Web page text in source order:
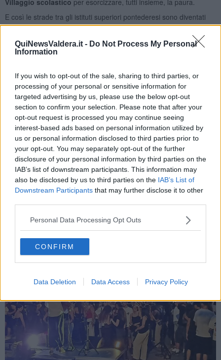
QuiNewsValdera.it - Do Not Process My Personal
Information
If you wish to opt-out of the sale, sharing to third parties, or
processing of your personal or sensitive information for
targeted advertising by us, please use the below opt-out
section to confirm your selection. Please note that after your
opt-out request is processed you may continue seeing
interest-based ads based on personal information utilized by
us or personal information disclosed to third parties prior to
your opt-out. You may separately opt-out of the further
disclosure of your personal information by third parties on the
IAB’s list of downstream participants. This information may
also be disclosed by us to third parties on the IAB’s List of
Downstream Participants that may further disclose it to other
Personal Data Processing Opt Outs
CONFIRM
Data Deletion Data Access Privacy Policy
E così le strade tra gli istituti superiori pontederesi sono diventati
una grande sala d'attesa, dove tra cartoni di pizza e canzoni
Notte prima degli esami
Antonello Venditti, sono trascorse le ore prima del tema d'italiano.
La scritta sulla passerella, che è apparsa un paio di giorni fa, si è
invece illuminata, schiarendo la notte dei maturandi. "Giorno dopo
giorno, per anni, la vostra passerella - ha scritto il sindaco Matteo
Franconi- verso la scuola; passo dopo passo. Sopra quel fiume
che divide la città e la unisce al mare. Con la tensione per un
compito da fare, sotto il peso di una verifica finita male, con la
leggerezza di una interrogazione andata bene. Nei lampi di felicità
complice tra amici. Dietro gli sguardi rubati a due occhi bramati.
L’abbiamo illuminata, la notte prima degli esami, per partecipare
della vostra emozione, perché in q uesta notte non c’è solo un
giorno che muore, c’è il sogno di quel che sarete e l’alba del